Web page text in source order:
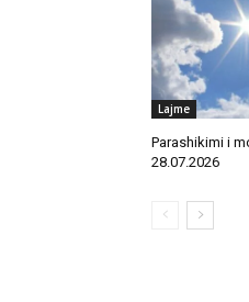
Lajme
Parashikimi i
28.07.2026